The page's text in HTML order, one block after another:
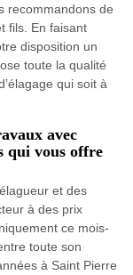
recommandons de
fils. En faisant
disposition un
toute la qualité
qui soit à
avec
qui vous offre
et des
à des prix
ce mois-
toute son
à Saint Pierre